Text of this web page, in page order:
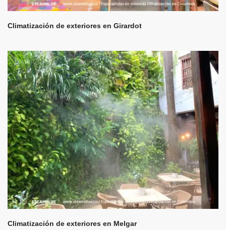
Climatización de exteriores en Girardot
Climatización de exteriores en Melgar